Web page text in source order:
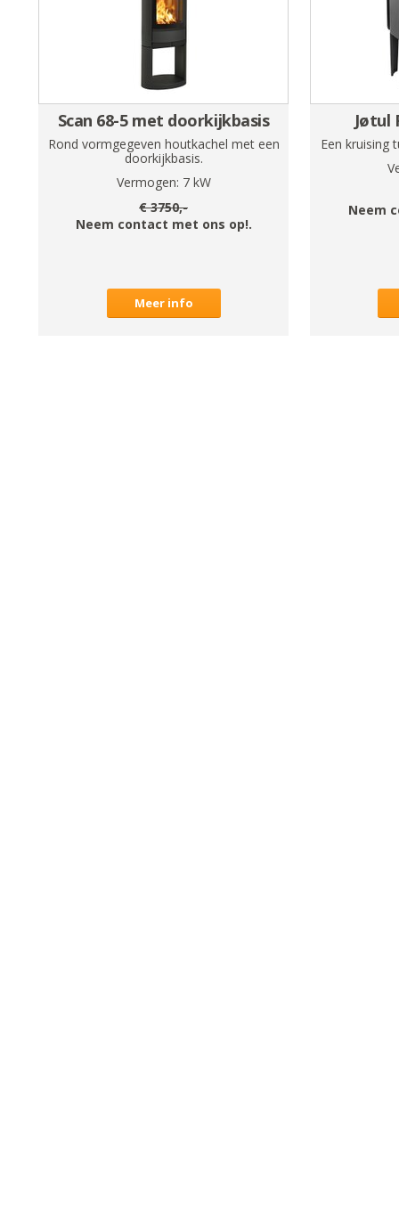
Scan 68-5 met doorkijkbasis
Rond vormgegeven houtkachel met een
doorkijkbasis.
Vermogen: 7kW
€3750,-
Neem contact met ons op!.
Meer info
Jøtul
Een kruising
Neem